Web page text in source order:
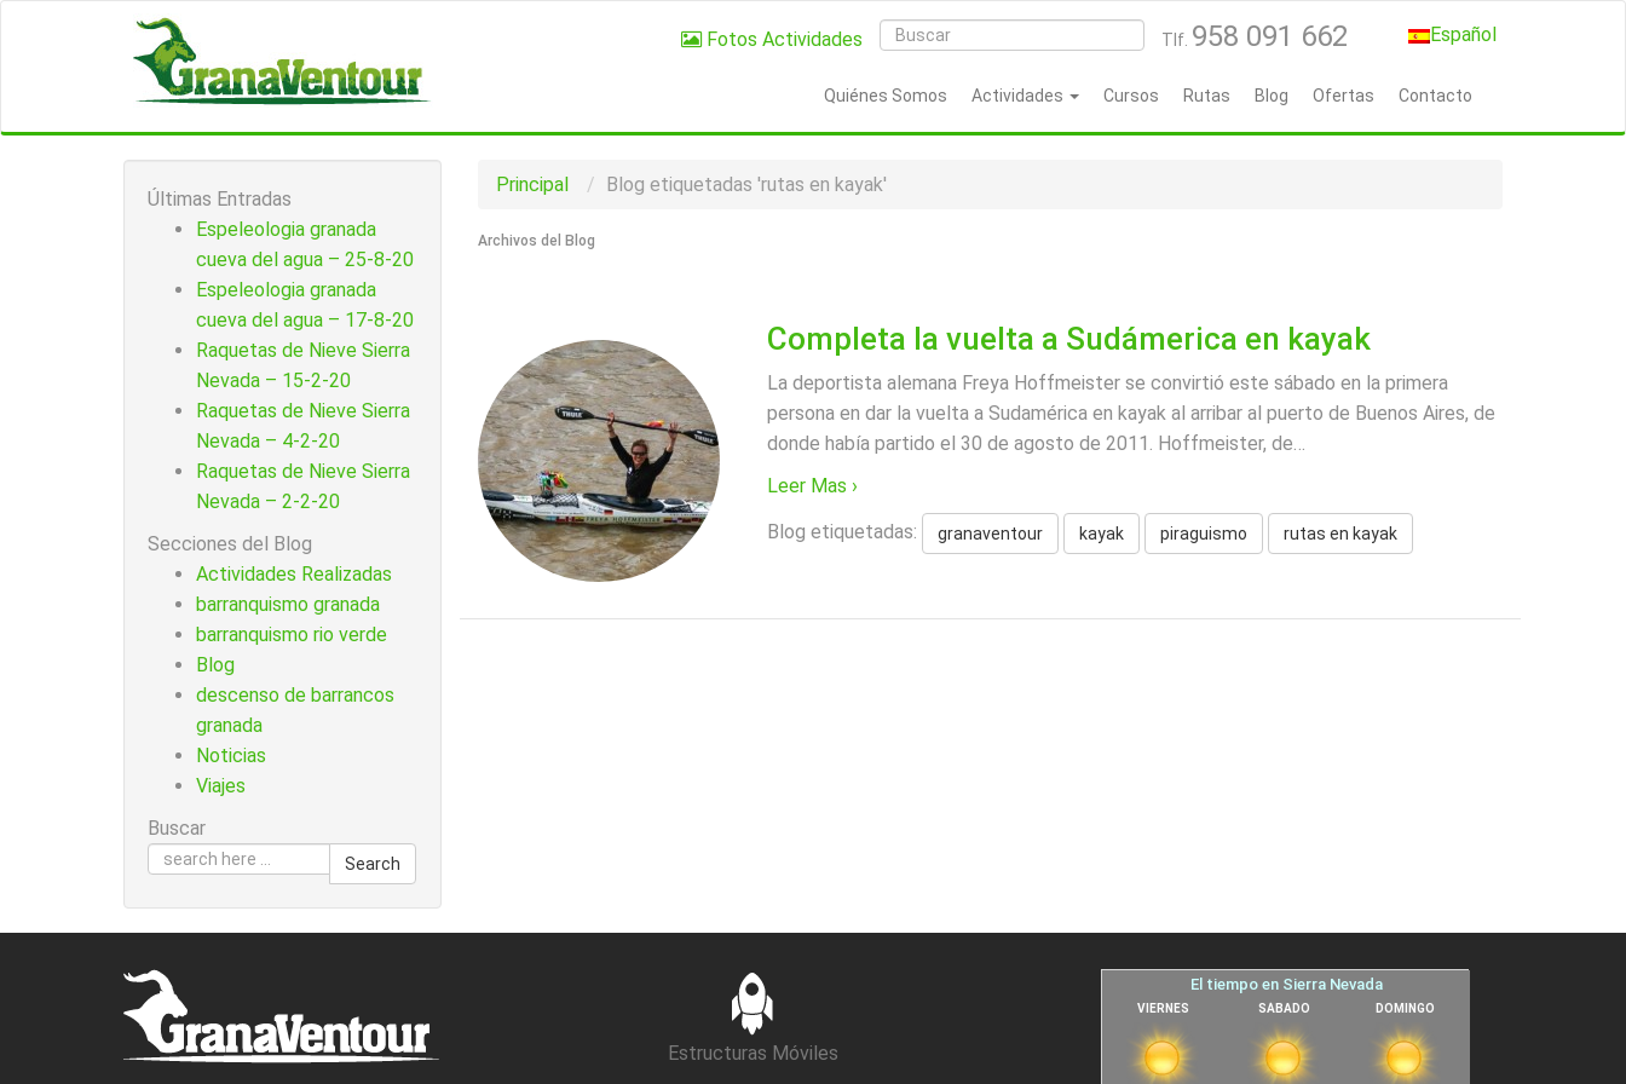
Español
Fotos Actividades Tlf. 958 091 662
Quiénes Somos Actividades Cursos Rutas Blog Ofertas Contacto
Principal Blog etiquetadas 'rutas en kayak'
Archivos del Blog
Completa la vuelta a Sudámerica en kayak
La deportista alemana Freya Hoffmeister se convirtió este sábado en la primera
persona en dar la vuelta a Sudamérica en kayak al arribar al puerto de Buenos Aires, de
donde había partido el 30 de agosto de 2011. Hoffmeister, de…
Leer Mas ›
Blog etiquetadas: granaventour kayak piraguismo rutas en kayak
Últimas Entradas
Espeleologia granada
cueva del agua – 25-8-20
Espeleologia granada
cueva del agua – 17-8-20
Raquetas de Nieve Sierra
Nevada – 15-2-20
Raquetas de Nieve Sierra
Nevada – 4-2-20
Raquetas de Nieve Sierra
Nevada – 2-2-20
Secciones del Blog
Actividades Realizadas
barranquismo granada
barranquismo rio verde
Blog
descenso de barrancos
granada
Noticias
Viajes
Buscar
Search
Estructuras Móviles